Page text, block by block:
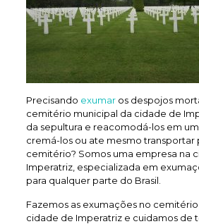
Precisando exumaros despojos
cemitério municipal da cidade de
da sepultura e reacomodá-los em
cremá-los ou ate mesmo transportar
cemitério? Somos uma empresa na
Imperatriz, especializada em
para qualquer parte do Brasil.
Fazemos as exumações no
cidade de Imperatriz e cuidamos de